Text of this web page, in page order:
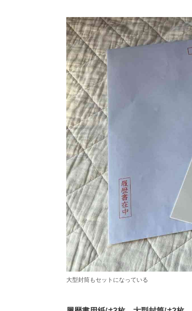
大型封筒もセットになっている